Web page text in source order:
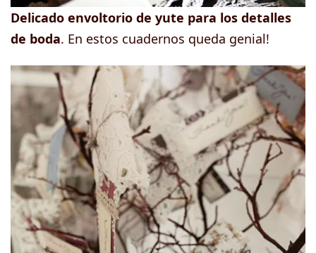
Delicado envoltorio de yute para los detalles
de boda. En estos cuadernos queda genial!